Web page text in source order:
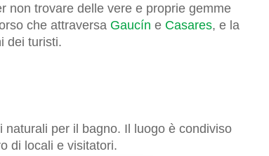
non trovare delle vere e proprie gemme
che attraversa Gaucín e Casares, e la
dei turisti.
per il bagno. Il luogo è condiviso
di locali e visitatori.